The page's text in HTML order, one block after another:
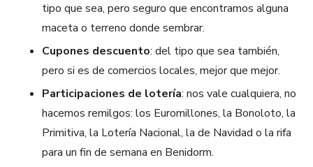
tipo que sea, pero seguro que encontramos alguna
maceta o terreno donde sembrar.
Cupones descuento: del tipo que sea también,
pero si es de comercios locales, mejor que mejor.
Participaciones de lotería: nos vale cualquiera, no
hacemos remilgos: los Euromillones, la Bonoloto, la
Primitiva, la Lotería Nacional, la de Navidad o la rifa
para un fin de semana en Benidorm.